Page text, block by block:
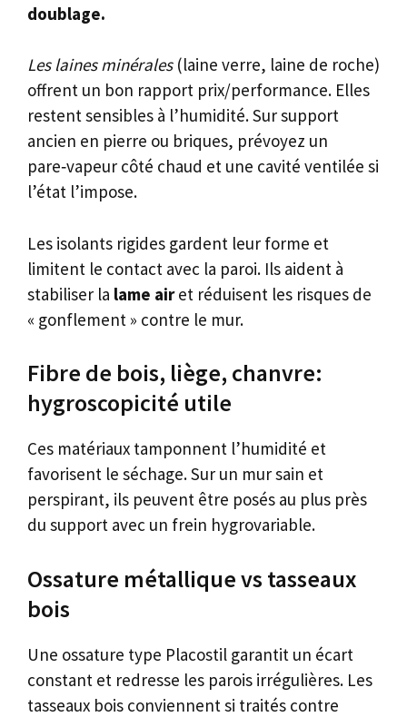
doublage.
Les laines minérales(laine verre, laine de roche)
offrent un bon rapport prix/performance. Elles
restent sensibles à l’humidité. Sur support
ancien en pierre ou briques, prévoyez un
pare‑vapeur côté chaud et une cavité ventilée si
l’état l’impose.
Les isolants rigides gardent leur forme et
limitent le contact avec la paroi. Ils aident à
stabiliser la lame airet réduisent les risques de
« gonflement » contre le mur.
Fibre de bois, liège, chanvre:
hygroscopicité utile
Ces matériaux tamponnent l’humidité et
favorisent le séchage. Sur un mur sain et
perspirant, ils peuvent être posés au plus près
du support avec un frein hygrovariable.
Ossature métallique vs tasseaux
bois
Une ossature type Placostil garantit un écart
constant et redresse les parois irrégulières. Les
tasseaux bois conviennent si traités contre